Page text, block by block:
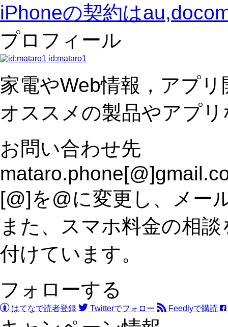
iPhoneの契約は
プロフィール
id:mataro1
家電やWeb情報，アプ
オススメの製品やアプ
お問い合わせ先
[@]を@に変更し、メー
また、スマホ料金の相
付けています。
フォローする
はてなで読者登録 Twitterでフォロー Feedlyで購読